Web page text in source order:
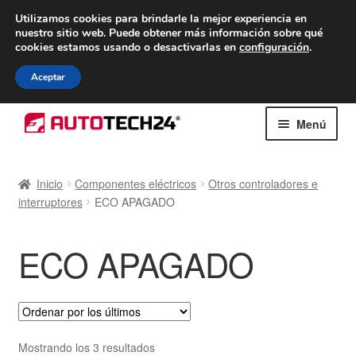
ENTREGA desde 7 EUR
De lunes a viernes de 9 a. m. a 4 p. m.
navegación
al
Menú
Caja registradora
Inicio Componentes eléctricos
Otros controladores e
interruptores
ECO APAGADO
ECO APAGADO
Mostrando los 3 resultadosOrdenado
Utilizamos cookies para brindarle la mejor experiencia en
nuestro sitio web. Puede obtener más información sobre qué
cookies estamos usando o desactivarlas en configuración.
Aceptar